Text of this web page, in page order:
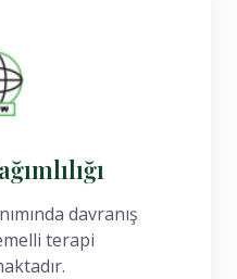
davranış
terapi